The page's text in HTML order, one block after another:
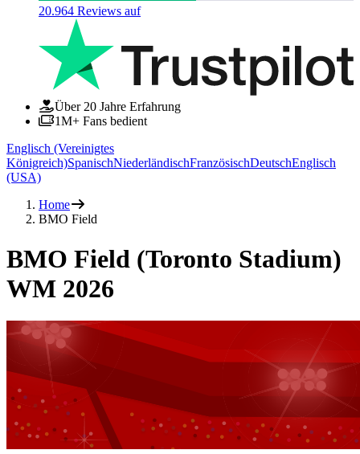
20.964 Reviews auf
Über 20 Jahre Erfahrung
1M+ Fans bedient
Englisch (Vereinigtes
Königreich)SpanischNiederländischFranzösischDeutschEnglisch
(USA)
Home
BMO Field
BMO Field (Toronto Stadium)
WM 2026